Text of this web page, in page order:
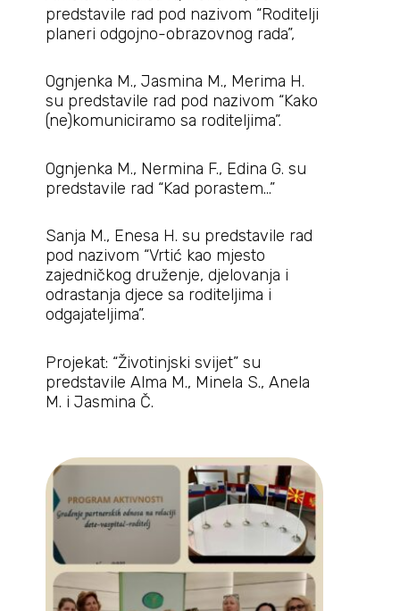
predstavile rad pod nazivom “Roditelji
planeri odgojno-obrazovnog rada”,
Ognjenka M., Jasmina M., Merima H.
su predstavile rad pod nazivom “Kako
(ne)komuniciramo sa roditeljima”.
Ognjenka M., Nermina F., Edina G. su
predstavile rad “Kad porastem…”
Sanja M., Enesa H. su predstavile rad
pod nazivom “Vrtić kao mjesto
zajedničkog druženje, djelovanja i
odrastanja djece sa roditeljima i
odgajateljima”.
Projekat: “Životinjski svijet” su
predstavile Alma M., Minela S., Anela
M. i Jasmina Č.